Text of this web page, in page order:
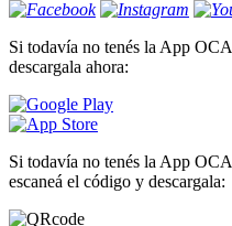
Si todavía no tenés la App OCA
descargala ahora:
Si todavía no tenés la App OCA
escaneá el código y descargala: